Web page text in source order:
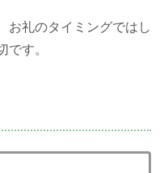
お礼のタイミングではし
です。